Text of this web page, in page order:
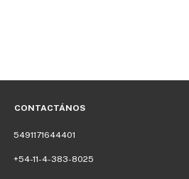
CONTACTÁNOS
5491171644401
+54-11-4-383-8025